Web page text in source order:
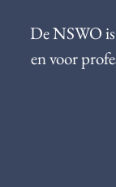
De NSWO
en voor